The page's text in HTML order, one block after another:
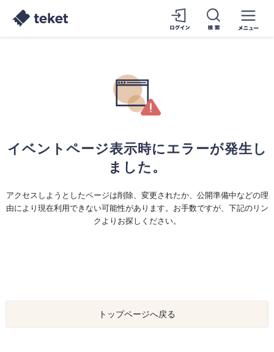
イベントページ表示時にエラーが発生し
ました。
アクセスしようとしたページは削除、変更されたか、公開準備中などの理
由により現在利用できない可能性があります。お手数ですが、下記のリン
クよりお探しください。
トップページへ戻る